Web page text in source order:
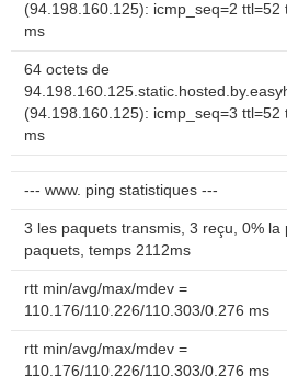
(94.198.160.125): icmp_seq=2 ttl=52
ms
64 octets de
(94.198.160.125): icmp_seq=3 ttl=52
ms
--- www. ping statistiques ---
3 les paquets transmis, 3 reçu, 0% la
paquets, temps 2112ms
rtt min/avg/max/mdev =
110.176/110.226/110.303/0.276 ms
rtt min/avg/max/mdev =
110.176/110.226/110.303/0.276 ms